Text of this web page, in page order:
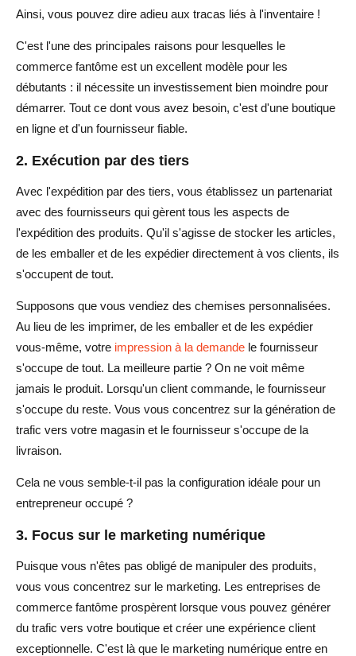
Ainsi, vous pouvez dire adieu aux tracas liés à l'inventaire !
C'est l'une des principales raisons pour lesquelles le
commerce fantôme est un excellent modèle pour les
débutants : il nécessite un investissement bien moindre pour
démarrer. Tout ce dont vous avez besoin, c'est d'une boutique
en ligne et d'un fournisseur fiable.
2. Exécution par des tiers
Avec l'expédition par des tiers, vous établissez un partenariat
avec des fournisseurs qui gèrent tous les aspects de
l'expédition des produits. Qu'il s'agisse de stocker les articles,
de les emballer et de les expédier directement à vos clients, ils
s'occupent de tout.
Supposons que vous vendiez des chemises personnalisées.
Au lieu de les imprimer, de les emballer et de les expédier
vous-même, votre impression à la demande le fournisseur
s'occupe de tout. La meilleure partie ? On ne voit même
jamais le produit. Lorsqu'un client commande, le fournisseur
s'occupe du reste. Vous vous concentrez sur la génération de
trafic vers votre magasin et le fournisseur s'occupe de la
livraison.
Cela ne vous semble-t-il pas la configuration idéale pour un
entrepreneur occupé ?
3. Focus sur le marketing numérique
Puisque vous n'êtes pas obligé de manipuler des produits,
vous vous concentrez sur le marketing. Les entreprises de
commerce fantôme prospèrent lorsque vous pouvez générer
du trafic vers votre boutique et créer une expérience client
exceptionnelle. C'est là que le marketing numérique entre en